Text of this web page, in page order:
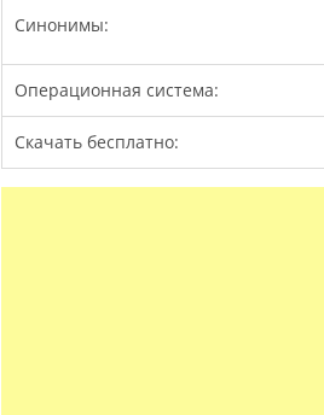
Синонимы:
Операционная система:
Скачать бесплатно: